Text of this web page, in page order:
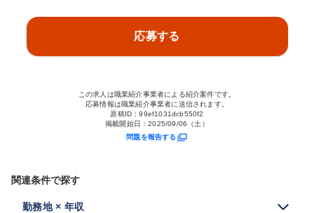
応募する
この求人は職業紹介事業者による紹介案件です。
応募情報は職業紹介事業者に送信されます。
原稿ID：99ef1031dcb550f2
掲載開始日：2025/09/06（土）
問題を報告する
関連条件で探す
勤務地 × 年収